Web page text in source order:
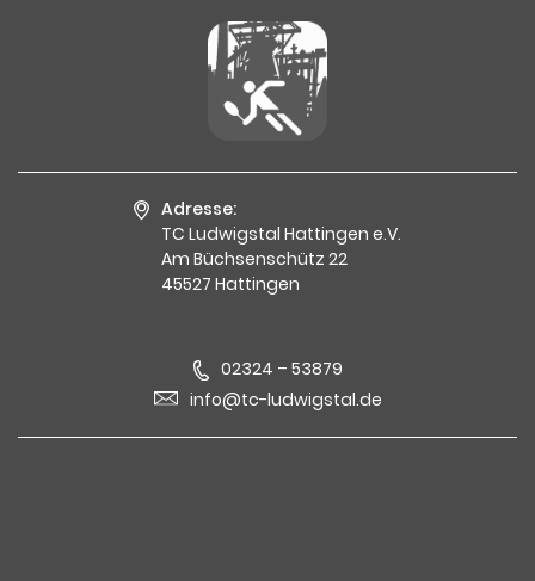
Adresse:
TC Ludwigstal Hattingen e.V.
Am Büchsenschütz 22
45527 Hattingen
02324 – 53879
info@tc-ludwigstal.de